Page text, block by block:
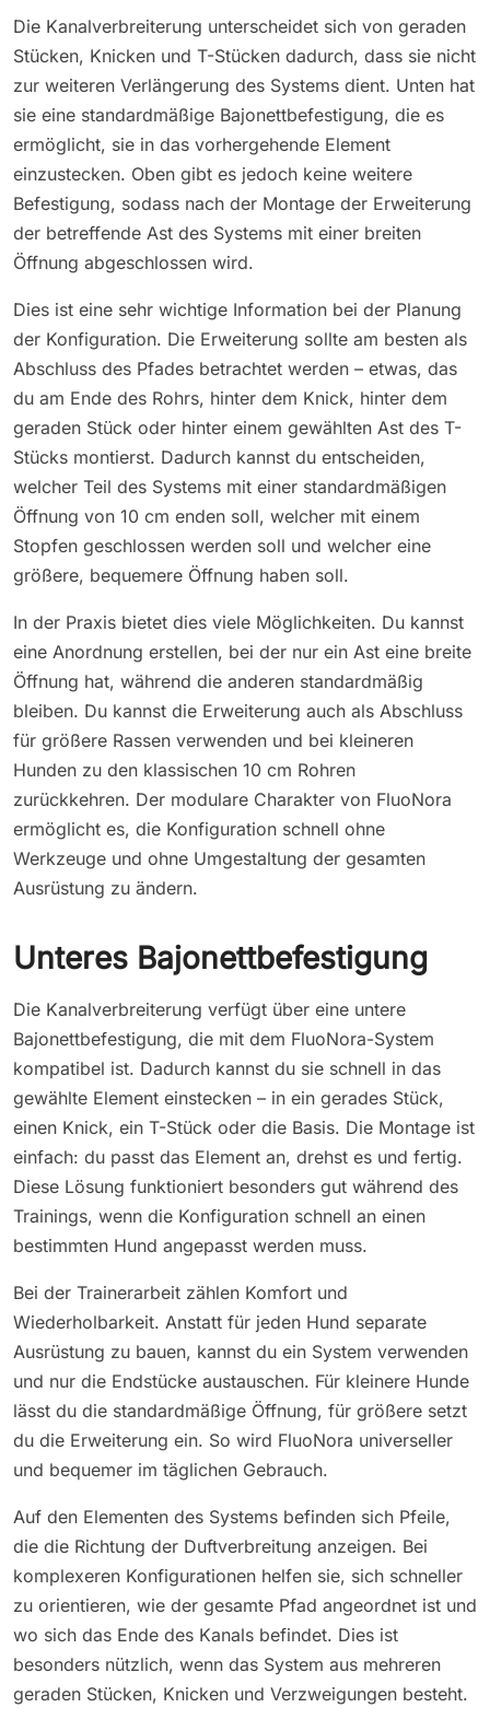
Die Kanalverbreiterung unterscheidet sich von geraden
Stücken, Knicken und T-Stücken dadurch, dass sie nicht
zur weiteren Verlängerung des Systems dient. Unten hat
sie eine standardmäßige Bajonettbefestigung, die es
ermöglicht, sie in das vorhergehende Element
einzustecken. Oben gibt es jedoch keine weitere
Befestigung, sodass nach der Montage der Erweiterung
der betreffende Ast des Systems mit einer breiten
Öffnung abgeschlossen wird.
Dies ist eine sehr wichtige Information bei der Planung
der Konfiguration. Die Erweiterung sollte am besten als
Abschluss des Pfades betrachtet werden – etwas, das
du am Ende des Rohrs, hinter dem Knick, hinter dem
geraden Stück oder hinter einem gewählten Ast des T-
Stücks montierst. Dadurch kannst du entscheiden,
welcher Teil des Systems mit einer standardmäßigen
Öffnung von 10 cm enden soll, welcher mit einem
Stopfen geschlossen werden soll und welcher eine
größere, bequemere Öffnung haben soll.
In der Praxis bietet dies viele Möglichkeiten. Du kannst
eine Anordnung erstellen, bei der nur ein Ast eine breite
Öffnung hat, während die anderen standardmäßig
bleiben. Du kannst die Erweiterung auch als Abschluss
für größere Rassen verwenden und bei kleineren
Hunden zu den klassischen 10 cm Rohren
zurückkehren. Der modulare Charakter von FluoNora
ermöglicht es, die Konfiguration schnell ohne
Werkzeuge und ohne Umgestaltung der gesamten
Ausrüstung zu ändern.
Unteres Bajonettbefestigung
Die Kanalverbreiterung verfügt über eine untere
Bajonettbefestigung, die mit dem FluoNora-System
kompatibel ist. Dadurch kannst du sie schnell in das
gewählte Element einstecken – in ein gerades Stück,
einen Knick, ein T-Stück oder die Basis. Die Montage ist
einfach: du passt das Element an, drehst es und fertig.
Diese Lösung funktioniert besonders gut während des
Trainings, wenn die Konfiguration schnell an einen
bestimmten Hund angepasst werden muss.
Bei der Trainerarbeit zählen Komfort und
Wiederholbarkeit. Anstatt für jeden Hund separate
Ausrüstung zu bauen, kannst du ein System verwenden
und nur die Endstücke austauschen. Für kleinere Hunde
lässt du die standardmäßige Öffnung, für größere setzt
du die Erweiterung ein. So wird FluoNora universeller
und bequemer im täglichen Gebrauch.
Auf den Elementen des Systems befinden sich Pfeile,
die die Richtung der Duftverbreitung anzeigen. Bei
komplexeren Konfigurationen helfen sie, sich schneller
zu orientieren, wie der gesamte Pfad angeordnet ist und
wo sich das Ende des Kanals befindet. Dies ist
besonders nützlich, wenn das System aus mehreren
geraden Stücken, Knicken und Verzweigungen besteht.